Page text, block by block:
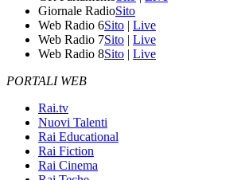
Giornale RadioSito
Web Radio 6Sito | Live
Web Radio 7Sito | Live
Web Radio 8Sito | Live
PORTALI WEB
Rai.tv
Nuovi Talenti
Rai Educational
Rai Fiction
Rai Cinema